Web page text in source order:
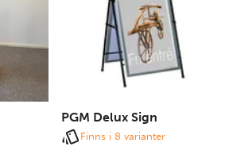
PGM Delux Sign
Finns i 8 varianter